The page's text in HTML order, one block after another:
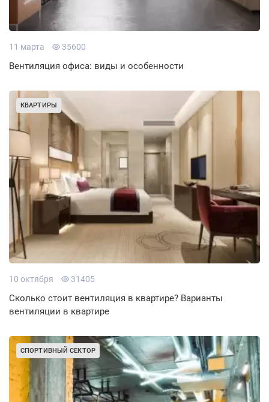
11 марта 35600
Вентиляция офиса: виды и особенности
КВАРТИРЫ
10 октября 31405
Сколько стоит вентиляция в квартире? Варианты
вентиляции в квартире
СПОРТИВНЫЙ СЕКТОР